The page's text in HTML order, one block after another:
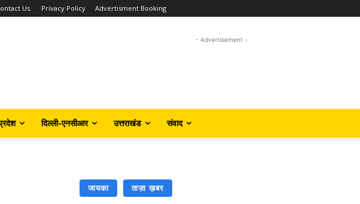
Us. Privacy Policy Advertisment Booking
- Advertisement -
दिल्ली-एनसीआर उत्तराखंड संवाद
जायका ताज़ा ख़बर